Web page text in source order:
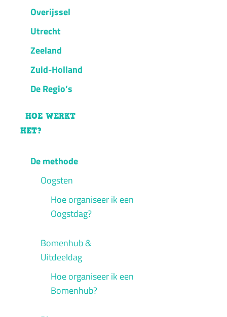
Overijssel
Utrecht
Zeeland
Zuid-Holland
De Regio’s
HOE WERKT
HET?
De methode
Oogsten
Hoe organiseer ik een
Oogstdag?
Bomenhub &
Uitdeeldag
Hoe organiseer ik een
Bomenhub?